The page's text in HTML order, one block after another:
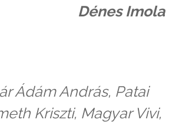
Dénes Imola
Ádám András, Patai
Kriszti, Magyar Vivi,